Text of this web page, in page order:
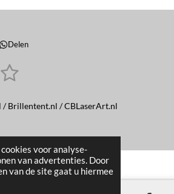
voor analyse-
van advertenties. Door
van de site gaat u hiermee
Delen
5
t
r
m
/ Brillentent.nl / CBLaserArt.nl